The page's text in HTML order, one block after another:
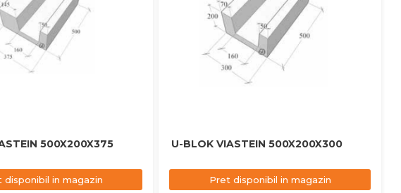
500X200X375
disponibil in magazin
U-BLOK VIASTEIN 500X200X300
Pret disponibil in magazin